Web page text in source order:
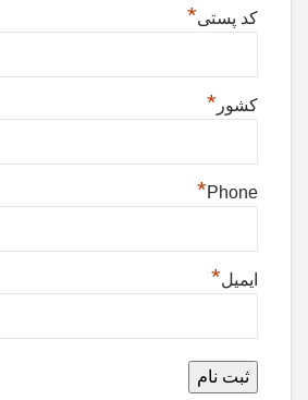
کد پستی*
کشور *
Phone
*
ایمیل*